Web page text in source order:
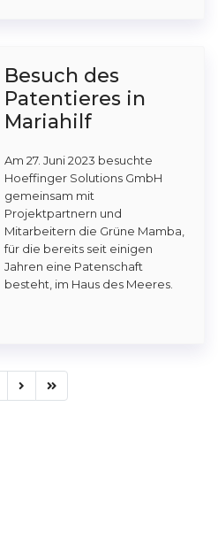
Besuch des
Patentieres in
Mariahilf
Am 27. Juni 2023 besuchte
Hoeffinger Solutions GmbH
gemeinsam mit
Projektpartnern und
Mitarbeitern die Grüne Mamba,
für die bereits seit einigen
Jahren eine Patenschaft
besteht, im Haus des Meeres.